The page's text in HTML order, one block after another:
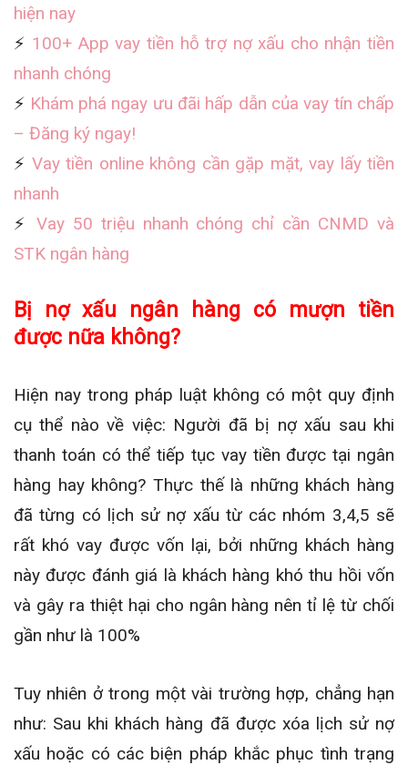
hiện nay
⚡️ 100+ App vay tiền hỗ trợ nợ xấu cho nhận tiền
nhanh chóng
⚡️ Khám phá ngay ưu đãi hấp dẫn của vay tín chấp
– Đăng ký ngay!
⚡️ Vay tiền online không cần gặp mặt, vay lấy tiền
nhanh
⚡️ Vay 50 triệu nhanh chóng chỉ cần CNMD và
STK ngân hàng
Bị nợ xấu ngân hàng có mượn tiền
được nữa không?
Hiện nay trong pháp luật không có một quy định
cụ thể nào về việc: Người đã bị nợ xấu sau khi
thanh toán có thể tiếp tục vay tiền được tại ngân
hàng hay không? Thực thế là những khách hàng
đã từng có lịch sử nợ xấu từ các nhóm 3,4,5 sẽ
rất khó vay được vốn lại, bởi những khách hàng
này được đánh giá là khách hàng khó thu hồi vốn
và gây ra thiệt hại cho ngân hàng nên tỉ lệ từ chối
gần như là 100%
Tuy nhiên ở trong một vài trường hợp, chẳng hạn
như: Sau khi khách hàng đã được xóa lịch sử nợ
xấu hoặc có các biện pháp khắc phục tình trạng